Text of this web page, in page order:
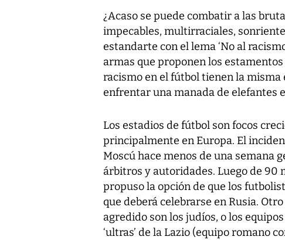
¿Acaso se puede combatir a las
impecables, multirraciales,
estandarte con el lema ‘No al
armas que proponen los
racismo en el fútbol tienen la
enfrentar una manada de elefantes
Los estadios de fútbol son focos
principalmente en Europa. El
Moscú hace menos de una semana
árbitros y autoridades. Luego de 90
propuso la opción de que los
que deberá celebrarse en Rusia.
agredido son los judíos, o los
‘ultras’ de la Lazio (equipo romano